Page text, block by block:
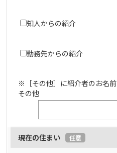
知人からの紹介
勤務先からの紹介
※［その他］に紹介者のお名
その他
現在の住まい 任意